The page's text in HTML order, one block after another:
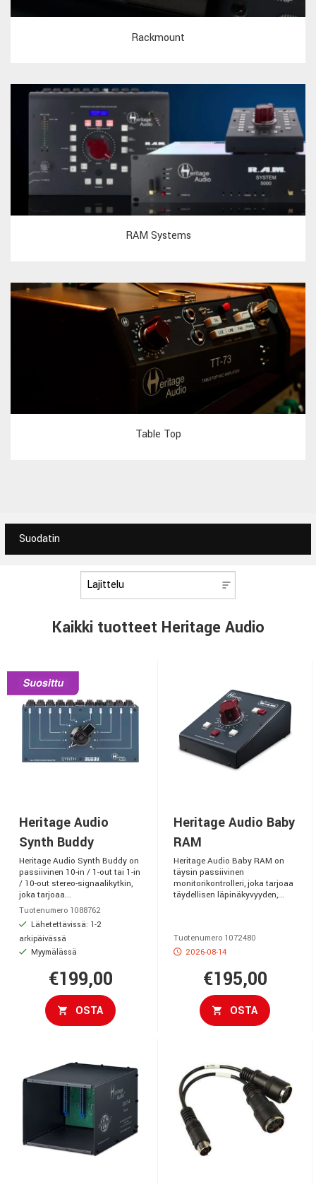
Rackmount
RAM Systems
Table Top
Suodatin
Kaikki tuotteet Heritage Audio
Heritage Audio
Synth Buddy
Heritage Audio Synth Buddy on
passiivinen 10-in / 1-out tai 1-in
/ 10-out stereo-signaalikytkin,
joka tarjoaa...
Tuotenumero 1088762
Lähetettävissä: 1-2
arkipäivässä
Myymälässä
€199,00
OSTA
Heritage Audio Baby
RAM
Heritage Audio Baby RAM on
täysin passiivinen
monitorikontrolleri, joka tarjoaa
täydellisen läpinäkyvyyden,...
Tuotenumero 1072480
2026-08-14
€195,00
OSTA